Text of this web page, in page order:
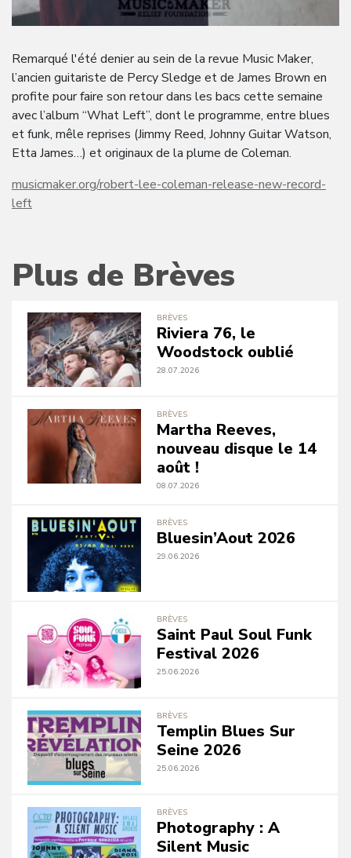
Remarqué l'été denier au sein de la revue Music Maker,
l’ancien guitariste de Percy Sledge et de James Brown en
profite pour faire son retour dans les bacs cette semaine
avec l’album “What Left”, dont le programme, entre blues
et funk, mêle reprises (Jimmy Reed, Johnny Guitar Watson,
Etta James…) et originaux de la plume de Coleman.
musicmaker.org/robert-lee-coleman-release-new-record-
left
Plus de Brèves
BRÈVES
Riviera 76, le
Woodstock oublié
28.07.2026
BRÈVES
Martha Reeves,
nouveau disque le 14
août !
08.07.2026
BRÈVES
Bluesin’Aout 2026
29.06.2026
BRÈVES
Saint Paul Soul Funk
Festival 2026
25.06.2026
BRÈVES
Templin Blues Sur
Seine 2026
25.06.2026
BRÈVES
Photography : A
Silent Music